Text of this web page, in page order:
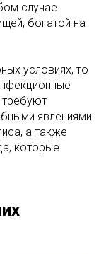
случае
богатой на
условиях, то
требуют
явлениями
а также
которые